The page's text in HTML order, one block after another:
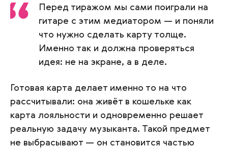
Перед тиражом мы сами поиграли на
гитаре с этим медиатором — и поняли
что нужно сделать карту толще.
Именно так и должна проверяться
идея: не на экране, а в деле.
Готовая карта делает именно то на что
рассчитывали: она живёт в кошельке как
карта лояльности и одновременно решает
реальную задачу музыканта. Такой предмет
не выбрасывают — он становится частью